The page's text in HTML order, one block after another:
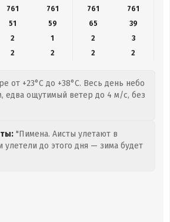
761
761 761 761
51
59 65 39
2
1 2
3
2
2 2 2
от +23°C до +38°C. Весь день небо
едва ощутимый ветер до 4 м/с, без
"Пимена. Аисты улетают в
улетели до этого дня — зима будет